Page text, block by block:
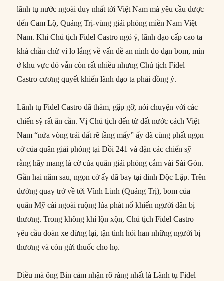
lãnh tụ nước ngoài duy nhất tới Việt Nam mà yêu cầu được
đến Cam Lộ, Quảng Trị-vùng giải phóng miền Nam Việt
Nam. Khi Chủ tịch Fidel Castro ngỏ ý, lãnh đạo cấp cao ta
khá chần chừ vì lo lắng về vấn đề an ninh do đạn bom, mìn
ở khu vực đó vẫn còn rất nhiều nhưng Chủ tịch Fidel
Castro cương quyết khiến lãnh đạo ta phải đồng ý.
Lãnh tụ Fidel Castro đã thăm, gặp gỡ, nói chuyện với các
chiến sỹ rất ân cần. Vị Chủ tịch đến từ đất nước cách Việt
Nam “nửa vòng trái đất rẽ tầng mấy” ấy đã cùng phất ngọn
cờ của quân giải phóng tại Đồi 241 và dặn các chiến sỹ
rằng hãy mang lá cờ của quân giải phóng cắm vài Sài Gòn.
Gần hai năm sau, ngọn cờ ấy đã bay tại dinh Độc Lập. Trên
đường quay trở về tới Vĩnh Linh (Quảng Trị), bom của
quân Mỹ cài ngoài ruộng lúa phát nổ khiến người dân bị
thương. Trong không khí lộn xộn, Chủ tịch Fidel Castro
yêu cầu đoàn xe dừng lại, tận tình hỏi han những người bị
thương và còn gửi thuốc cho họ.
Điều mà ông Bin cảm nhận rõ ràng nhất là Lãnh tụ Fidel